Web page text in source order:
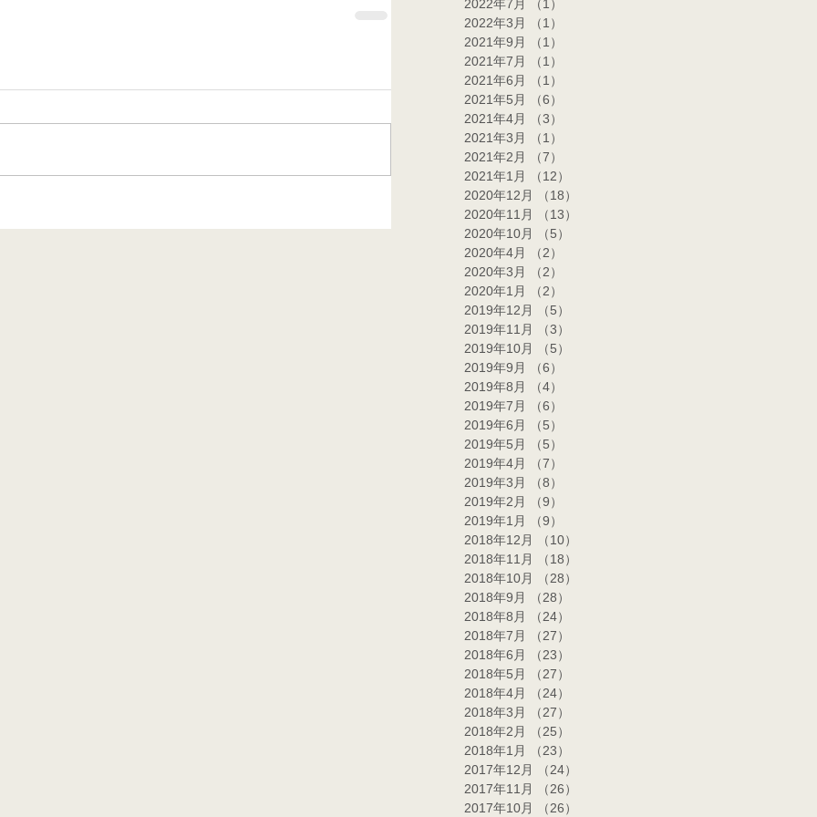
2022年7月 （1）
2022年3月
（1）
2021年9月
（1）
2021年7月
（1）
2021年6月
（1）
2021年5月
（6）
2021年4月
（3）
2021年3月
（1）
2021年2月
（7）
2021年1月
（12）
2020年12月
（18）
2020年11月
（13）
2020年10月
（5）
2020年4月
（2）
2020年3月
（2）
2020年1月
（2）
2019年12月
（5）
2019年11月
（3）
2019年10月
（5）
2019年9月
（6）
2019年8月
（4）
2019年7月
（6）
2019年6月
（5）
2019年5月
（5）
2019年4月
（7）
2019年3月
（8）
2019年2月
（9）
2019年1月
（9）
2018年12月
（10）
2018年11月
（18）
2018年10月
（28）
2018年9月
（28）
2018年8月
（24）
2018年7月
（27）
2018年6月
（23）
2018年5月
（27）
2018年4月
（24）
2018年3月
（27）
2018年2月
（25）
2018年1月
（23）
2017年12月
（24）
2017年11月
（26）
2017年10月
（26）